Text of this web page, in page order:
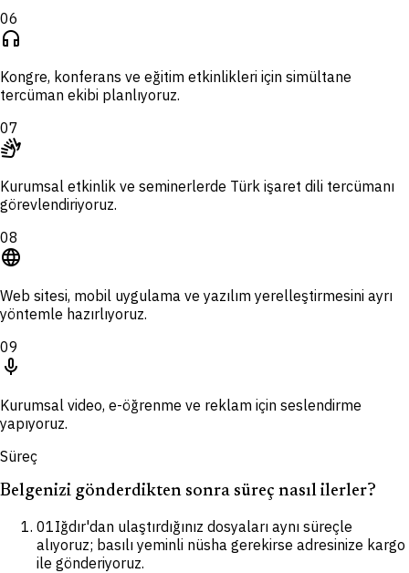
06
headphones
Kongre, konferans ve eğitim etkinlikleri için simültane
tercüman ekibi planlıyoruz.
07
sign_language
Kurumsal etkinlik ve seminerlerde Türk işaret dili tercümanı
görevlendiriyoruz.
08
language
Web sitesi, mobil uygulama ve yazılım yerelleştirmesini ayrı
yöntemle hazırlıyoruz.
09
mic
Kurumsal video, e-öğrenme ve reklam için seslendirme
yapıyoruz.
Süreç
Belgenizi gönderdikten sonra süreç nasıl ilerler?
01Iğdır'dan ulaştırdığınız dosyaları aynı süreçle
alıyoruz; basılı yeminli nüsha gerekirse adresinize kargo
ile gönderiyoruz.